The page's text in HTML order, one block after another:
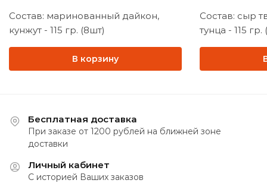
Состав: маринованный дайкон,
кунжут - 115 гр. (8шт)
В корзину
Состав: сыр
тунца - 115
Бесплатная доставка
При заказе от 1200 рублей на ближней зоне
доставки
Личный кабинет
С историей Ваших заказов